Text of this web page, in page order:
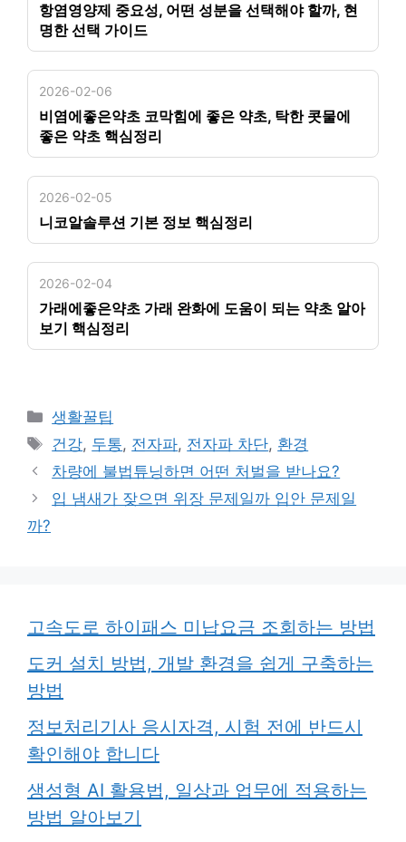
항염영양제 중요성, 어떤 성분을 선택해야 할까, 현
명한 선택 가이드
2026-02-06
비염에좋은약초 코막힘에 좋은 약초, 탁한 콧물에
좋은 약초 핵심정리
2026-02-05
니코알솔루션 기본 정보 핵심정리
2026-02-04
가래에좋은약초 가래 완화에 도움이 되는 약초 알아
보기 핵심정리
카
테
리
생활꿀팁
태
그
건강, 두통, 전자파, 전자파 차단, 환경
차량에 불법튜닝하면 어떤 처벌을 받나요?
입 냄새가 잦으면 위장 문제일까 입안 문제일
까?
고속도로 하이패스 미납요금 조회하는 방법
도커 설치 방법, 개발 환경을 쉽게 구축하는
방법
정보처리기사 응시자격, 시험 전에 반드시
확인해야 합니다
생성형 AI 활용법, 일상과 업무에 적용하는
방법 알아보기